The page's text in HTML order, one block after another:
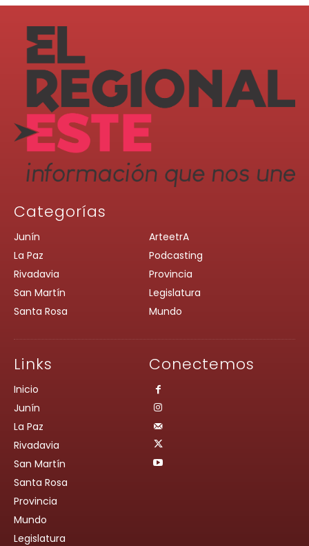
Categorías
Junín
La Paz
Rivadavia
San Martín
Santa Rosa
ArteetrA
Podcasting
Provincia
Legislatura
Mundo
Links
Inicio
Junín
La Paz
Rivadavia
San Martín
Santa Rosa
Provincia
Mundo
Legislatura
Conectemos